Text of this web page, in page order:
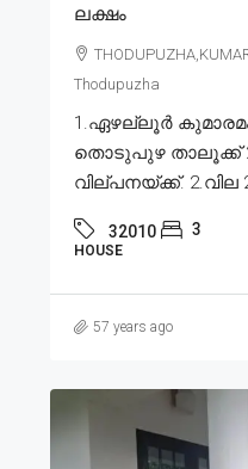
ലക്ഷം
Thodupuzha
1.ഏഴല്ലൂർ
തൊടുപുഴ താലൂക്ക്
വില്പനയ്ക്ക്. 2.വില
32010 3
HOUSE
57 years ago